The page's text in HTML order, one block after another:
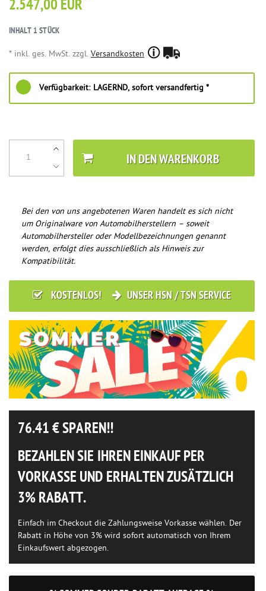
2.547,00 EUR
INHALT 1STÜCK
* inkl. ges. MwSt. zzgl. Versandkosten
Verfügbarkeit: LAGERND, sofort versandfertig *
IN DEN WARENKORB
Bei den von uns angebotenen Waren handelt es sich nicht
um Originalware von Automobilherstellern – soweit
Automobilhersteller oder Modellbezeichnungen genannt
werden, erfolgt dies ausschließlich als Hinweis zur
Kompatibilität.
KOSTENLOS! UNSER HSN / TSN SERVICE
76.41€ SPAREN!!
BEZAHLEN SIE IHREN EINKAUF PER
VORKASSE UND ERHALTEN ZUSÄTZLICH
3% RABATT.
Einfach im Checkout die Zahlungsweise Vorkasse wählen. Der
Rabatt in Höhe von 3% wird sofort automatisch von Ihrem
Einkaufswert abgezogen.